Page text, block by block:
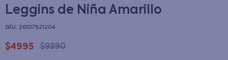
Leggins de Niña Amarillo
: 26107821204
$4995 $9990